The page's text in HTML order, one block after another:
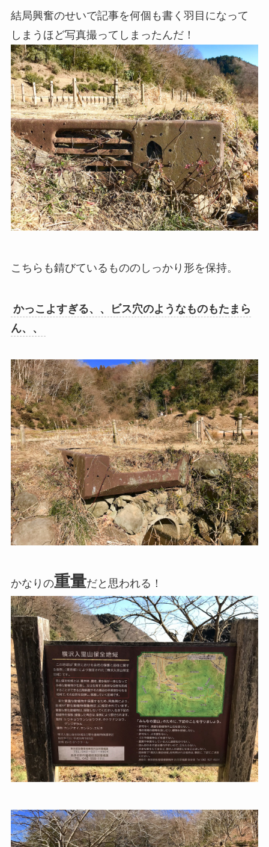
結局興奮のせいで記事を何個も書く羽目になって
しまうほど写真撮ってしまったんだ！
こちらも錆びているもののしっかり形を保持。
かっこよすぎる、、ビス穴のようなものもたまら
ん、、
かなりの重量だと思われる！